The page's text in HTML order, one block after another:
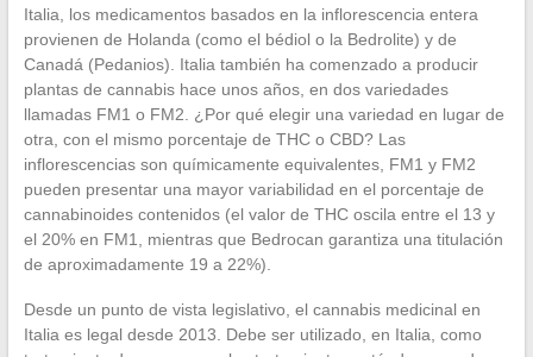
Italia, los medicamentos basados en la inflorescencia entera
provienen de Holanda (como el bédiol o la Bedrolite) y de
Canadá (Pedanios). Italia también ha comenzado a producir
plantas de cannabis hace unos años, en dos variedades
llamadas FM1 o FM2. ¿Por qué elegir una variedad en lugar de
otra, con el mismo porcentaje de THC o CBD? Las
inflorescencias son químicamente equivalentes, FM1 y FM2
pueden presentar una mayor variabilidad en el porcentaje de
cannabinoides contenidos (el valor de THC oscila entre el 13 y
el 20% en FM1, mientras que Bedrocan garantiza una titulación
de aproximadamente 19 a 22%).
Desde un punto de vista legislativo, el cannabis medicinal en
Italia es legal desde 2013. Debe ser utilizado, en Italia, como